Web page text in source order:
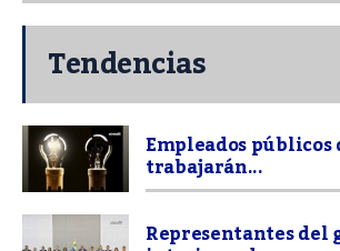
Tendencias
Empleados públicos
trabajarán...
Representantes del